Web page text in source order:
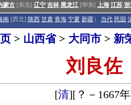
蒙古 [东北] 辽宁 吉林 黑龙江 [华东] 上海 江苏
南 [西北] 陕西 甘肃 青海 宁夏 新疆 当代 民国
> 山西省> 大同市 > 新
刘良佐
[清][？－1667